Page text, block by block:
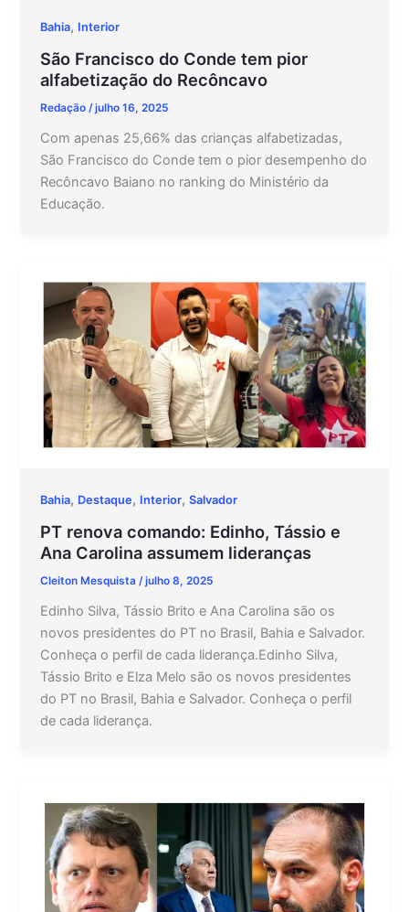
Bahia, Interior
São Francisco do Conde tem pior
alfabetização do Recôncavo
Redação /julho 16, 2025
Com apenas 25,66% das crianças alfabetizadas,
São Francisco do Conde tem o pior desempenho do
Recôncavo Baiano no ranking do Ministério da
Educação.
Bahia, Destaque, Interior,Salvador
PT renova comando: Edinho, Tássio e
Ana Carolina assumem lideranças
Cleiton Mesquista /julho 8, 2025
Edinho Silva, Tássio Brito e Ana Carolina são os
novos presidentes do PT no Brasil, Bahia e Salvador.
Conheça o perfil de cada liderança.Edinho Silva,
Tássio Brito e Elza Melo são os novos presidentes
do PT no Brasil, Bahia e Salvador. Conheça o perfil
de cada liderança.